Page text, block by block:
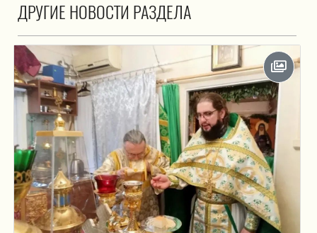
ДРУГИЕ НОВОСТИ РАЗДЕЛА